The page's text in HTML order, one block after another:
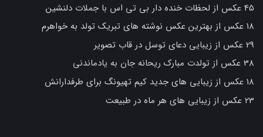
45 عکس از لحظات خنده دار بی تی اس با جملات دلنشین
18 عکس از بهترین عکس نوشته های تبریک تولد به خواهرم
29 عکس از زیبایی دعای توسل در قاب تصویر
38 عکس از تولدت مبارک ریحانه جان به یادماندنی
18 عکس از زیبایی های جدید کیم تهیونگ برای طرفدارانش
23 عکس از زیبایی های هر ماه در طبیعت